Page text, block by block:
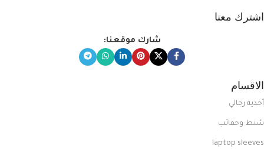
اشترك معنا
شارك موقعنا:
الاقسام
أحذية رجالي
شنط وحقائب
laptop sleeves